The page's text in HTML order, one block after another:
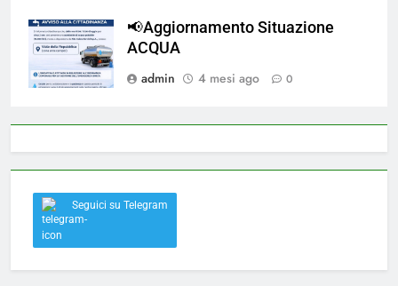
📢Aggiornamento Situazione
ACQUA
admin
4 mesi ago 0
Seguici su Telegram